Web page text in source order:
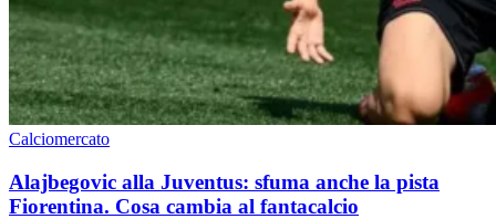
Calciomercato
Alajbegovic alla Juventus: sfuma anche la pista
Fiorentina. Cosa cambia al fantacalcio